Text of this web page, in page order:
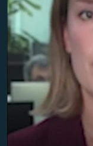
РСЕ веб
No